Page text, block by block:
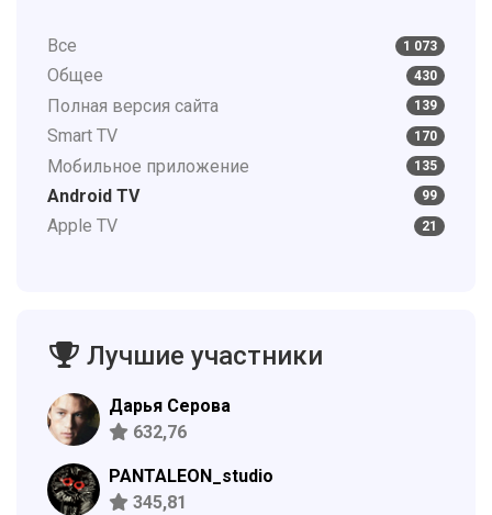
Все 1 073
Общее 430
Полная версия сайта 139
Smart TV 170
Мобильное приложение 135
Android TV 99
Apple TV 21
Лучшие участники
Дарья Серова
632,76
PANTALEON_studio
345,81